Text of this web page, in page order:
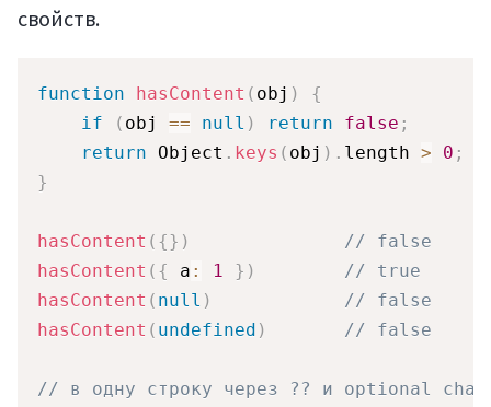
свойств.
function hasContent ( obj )
{
if
( obj == null ) return false ;
return Object . keys ( obj ) . length > 0 ;
}
hasContent ( {} )
// false
hasContent ( { a : 1 } )
// true
hasContent ( null )
// false
hasContent ( undefined ) // false
// в одну строку через ?? и optional